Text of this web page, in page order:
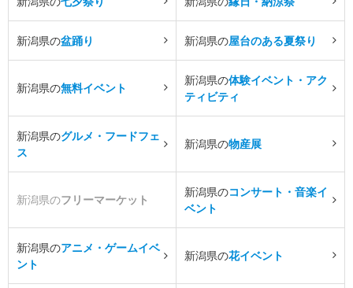
新潟県の盆踊り 新潟県の屋台のある夏祭り
新潟県の無料イベント
新潟県の体験イベント・アク
ティビティ
新潟県のグルメ・フードフェ
ス
新潟県の物産展
新潟県のフリーマーケット
新潟県のコンサート・音楽イ
ベント
新潟県のアニメ・ゲームイベ
ント
新潟県の花イベント